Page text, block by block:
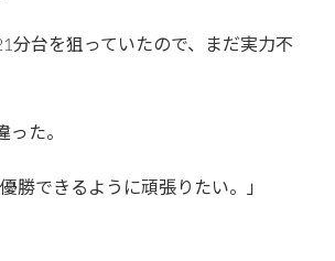
分台を狙っていたので、まだ実力不
った。
勝できるように頑張りたい。」